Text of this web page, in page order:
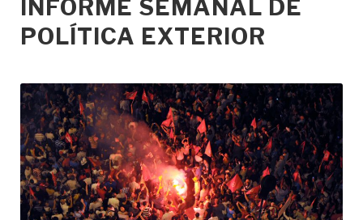
INFORME SEMANAL DE
POLÍTICA EXTERIOR